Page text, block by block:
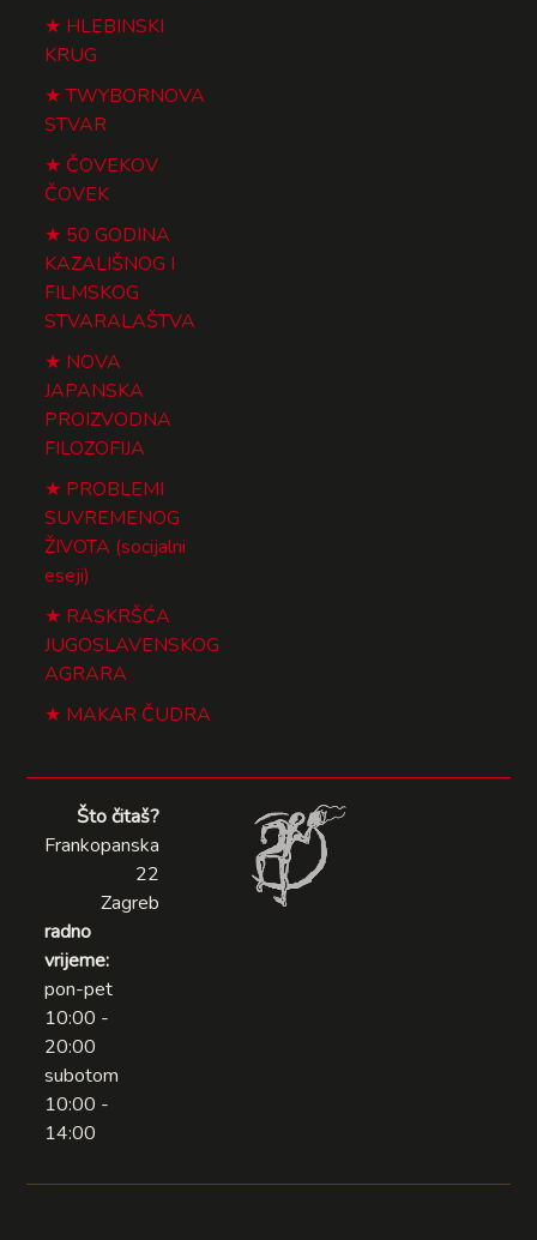
HLEBINSKI
KRUG
TWYBORNOVA
STVAR
ČOVEKOV
ČOVEK
50 GODINA
KAZALIŠNOG I
FILMSKOG
STVARALAŠTVA
NOVA
JAPANSKA
PROIZVODNA
FILOZOFIJA
PROBLEMI
SUVREMENOG
ŽIVOTA (socijalni
eseji)
RASKRŠĆA
JUGOSLAVENSKOG
AGRARA
MAKAR ČUDRA
Što čitaš?
Frankopanska
22
Zagreb
radno
vrijeme:
pon-pet
10:00 -
20:00
subotom
10:00 -
14:00